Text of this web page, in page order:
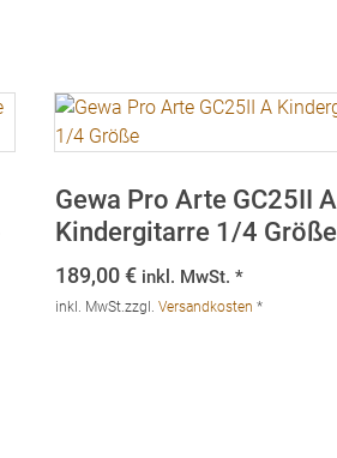
Gewa Pro Arte GC25II A
Kindergitarre 1/4 Größe
189,00€ inkl. MwSt. *
inkl. MwSt.zzgl. Versandkosten *